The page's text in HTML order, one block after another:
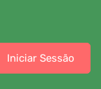
Iniciar Sessão